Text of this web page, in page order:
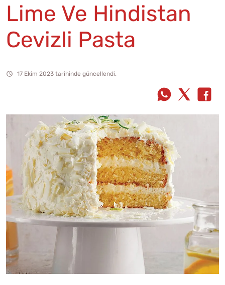
Lime Ve Hindistan
Cevizli Pasta
17 Ekim 2023 tarihinde güncellendi.